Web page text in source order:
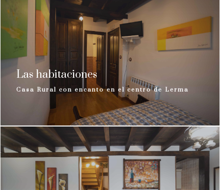
Las habitaciones
Casa Rural con encanto en el centro de Lerma